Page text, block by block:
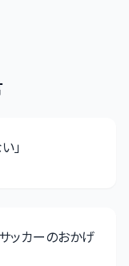
」
ッカーのおかげ